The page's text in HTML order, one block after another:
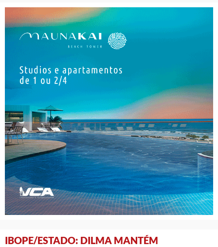
IBOPE/ESTADO: DILMA MANTÉM